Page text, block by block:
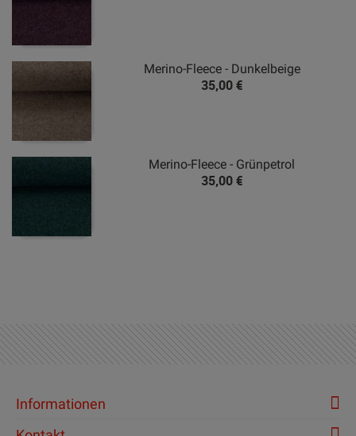
Merino-Fleece - Dunkelbeige
35,00 €
Merino-Fleece - Grünpetrol
35,00 €
Informationen